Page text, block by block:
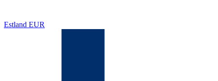
Estland EUR